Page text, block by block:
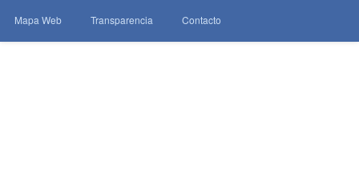
Mapa Web Transparencia Contacto